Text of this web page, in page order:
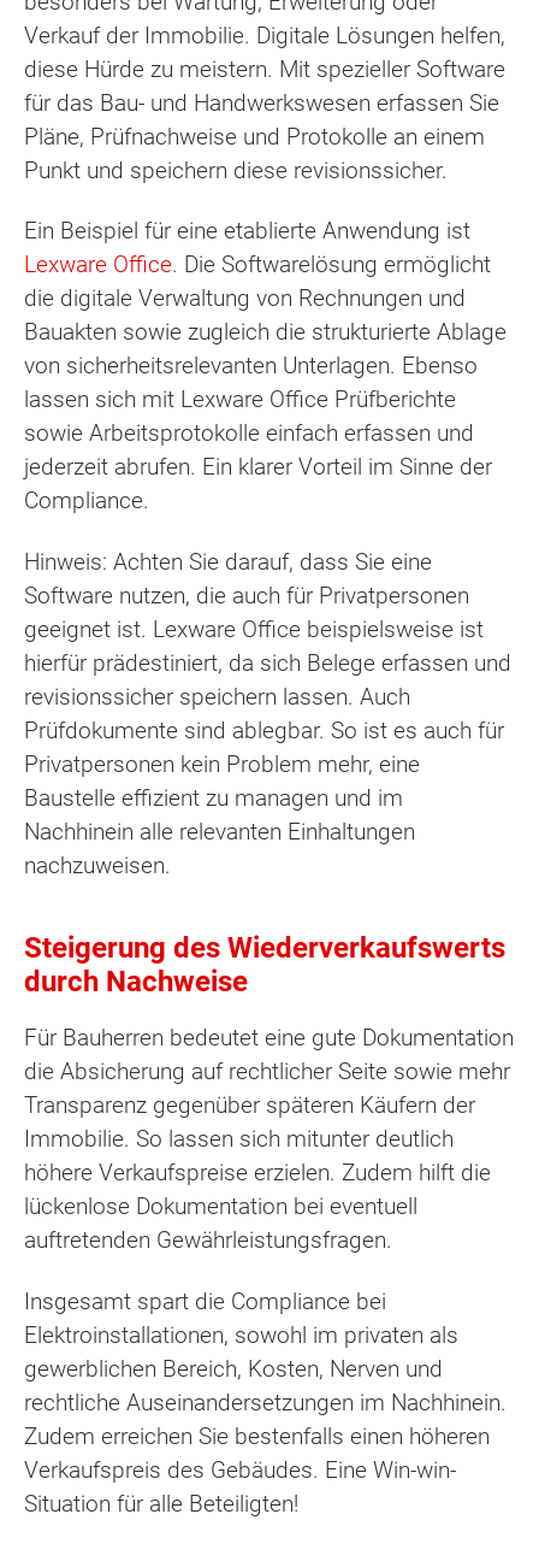
Verkauf der Immobilie. Digitale Lösungen helfen,
diese Hürde zu meistern. Mit spezieller Software
für das Bau- und Handwerkswesen erfassen Sie
Pläne, Prüfnachweise und Protokolle an einem
Punkt und speichern diese revisionssicher.
Ein Beispiel für eine etablierte Anwendung ist
Lexware Office. Die Softwarelösung ermöglicht
die digitale Verwaltung von Rechnungen und
Bauakten sowie zugleich die strukturierte Ablage
von sicherheitsrelevanten Unterlagen. Ebenso
lassen sich mit Lexware Office Prüfberichte
sowie Arbeitsprotokolle einfach erfassen und
jederzeit abrufen. Ein klarer Vorteil im Sinne der
Compliance.
Hinweis: Achten Sie darauf, dass Sie eine
Software nutzen, die auch für Privatpersonen
geeignet ist. Lexware Office beispielsweise ist
hierfür prädestiniert, da sich Belege erfassen und
revisionssicher speichern lassen. Auch
Prüfdokumente sind ablegbar. So ist es auch für
Privatpersonen kein Problem mehr, eine
Baustelle effizient zu managen und im
Nachhinein alle relevanten Einhaltungen
nachzuweisen.
Steigerung des Wiederverkaufswerts
durch Nachweise
Für Bauherren bedeutet eine gute Dokumentation
die Absicherung auf rechtlicher Seite sowie mehr
Transparenz gegenüber späteren Käufern der
Immobilie. So lassen sich mitunter deutlich
höhere Verkaufspreise erzielen. Zudem hilft die
lückenlose Dokumentation bei eventuell
auftretenden Gewährleistungsfragen.
Insgesamt spart die Compliance bei
Elektroinstallationen, sowohl im privaten als
gewerblichen Bereich, Kosten, Nerven und
rechtliche Auseinandersetzungen im Nachhinein.
Zudem erreichen Sie bestenfalls einen höheren
Verkaufspreis des Gebäudes. Eine Win-win-
Situation für alle Beteiligten!